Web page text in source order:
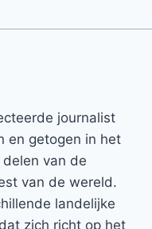
journalist
en getogen in het
van de
van de wereld.
landelijke
zich richt op het